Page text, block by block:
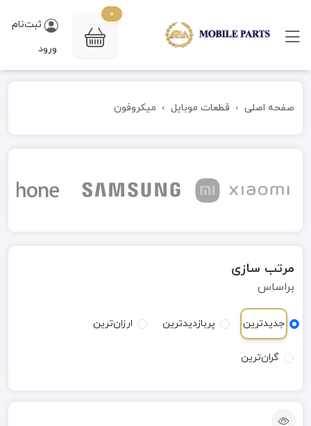
0
ثبت‌نام
ورود
صفحه اصلی قطعات موبایل میکروفون
مرتب سازی
براساس
جدیدترین پربازدیدترین ارزان‌ترین
گران‌ترین